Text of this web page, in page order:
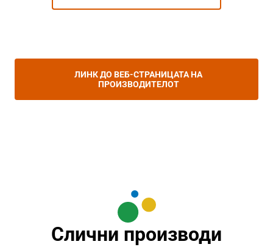
ЛИНК ДО ВЕБ-СТРАНИЦАТА НА
ПРОИЗВОДИТЕЛОТ
Слични производи